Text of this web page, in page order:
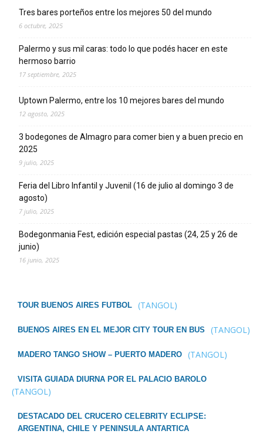
Tres bares porteños entre los mejores 50 del mundo
6 octubre, 2025
Palermo y sus mil caras: todo lo que podés hacer en este
hermoso barrio
17 septiembre, 2025
Uptown Palermo, entre los 10 mejores bares del mundo
12 agosto, 2025
3 bodegones de Almagro para comer bien y a buen precio en
2025
9 julio, 2025
Feria del Libro Infantil y Juvenil (16 de julio al domingo 3 de
agosto)
7 julio, 2025
Bodegonmania Fest, edición especial pastas (24, 25 y 26 de
junio)
16 junio, 2025
TOUR BUENOS AIRES FUTBOL (TANGOL)
BUENOS AIRES EN EL MEJOR CITY TOUR EN BUS (TANGOL)
MADERO TANGO SHOW – PUERTO MADERO (TANGOL)
VISITA GUIADA DIURNA POR EL PALACIO BAROLO
(TANGOL)
DESTACADO DEL CRUCERO CELEBRITY ECLIPSE:
ARGENTINA, CHILE Y PENINSULA ANTARTICA